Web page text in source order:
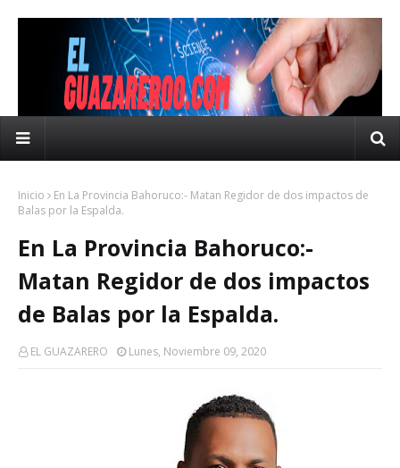
Inicio
En La Provincia Bahoruco:- Matan Regidor de dos impactos de
Balas por la Espalda.
En La Provincia Bahoruco:-
Matan Regidor de dos impactos
de Balas por la Espalda.
EL GUAZARERO Lunes, Noviembre 09, 2020